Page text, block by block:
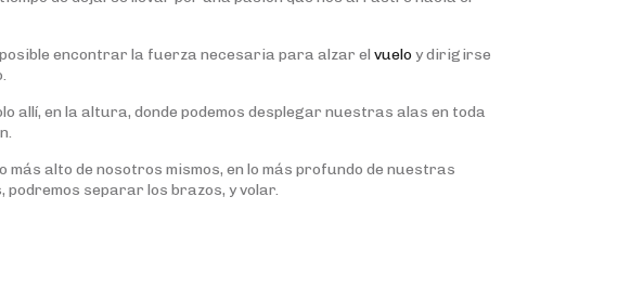
encontrar la fuerza necesaria para alzar el vueloy dirigirse
allí, en la altura, donde podemos desplegar nuestras alas en toda
más alto de nosotros mismos, en lo más profundo de nuestras
podremos separar los brazos, y volar.